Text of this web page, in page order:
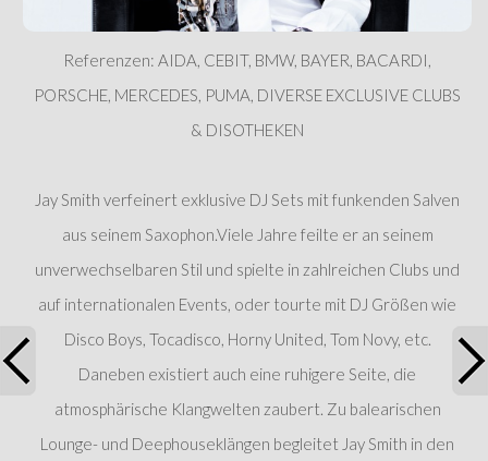
Referenzen: AIDA, CEBIT, BMW, BAYER, BACARDI,
PORSCHE, MERCEDES, PUMA, DIVERSE EXCLUSIVE CLUBS
& DISOTHEKEN
Jay Smith verfeinert exklusive DJ Sets mit funkenden Salven
aus seinem Saxophon.Viele Jahre feilte er an seinem
unverwechselbaren Stil und spielte in zahlreichen Clubs und
auf internationalen Events, oder tourte mit DJ Größen wie
Disco Boys, Tocadisco, Horny United, Tom Novy, etc.
Daneben existiert auch eine ruhigere Seite, die
atmosphärische Klangwelten zaubert. Zu balearischen
Lounge- und Deephouseklängen begleitet Jay Smith in den